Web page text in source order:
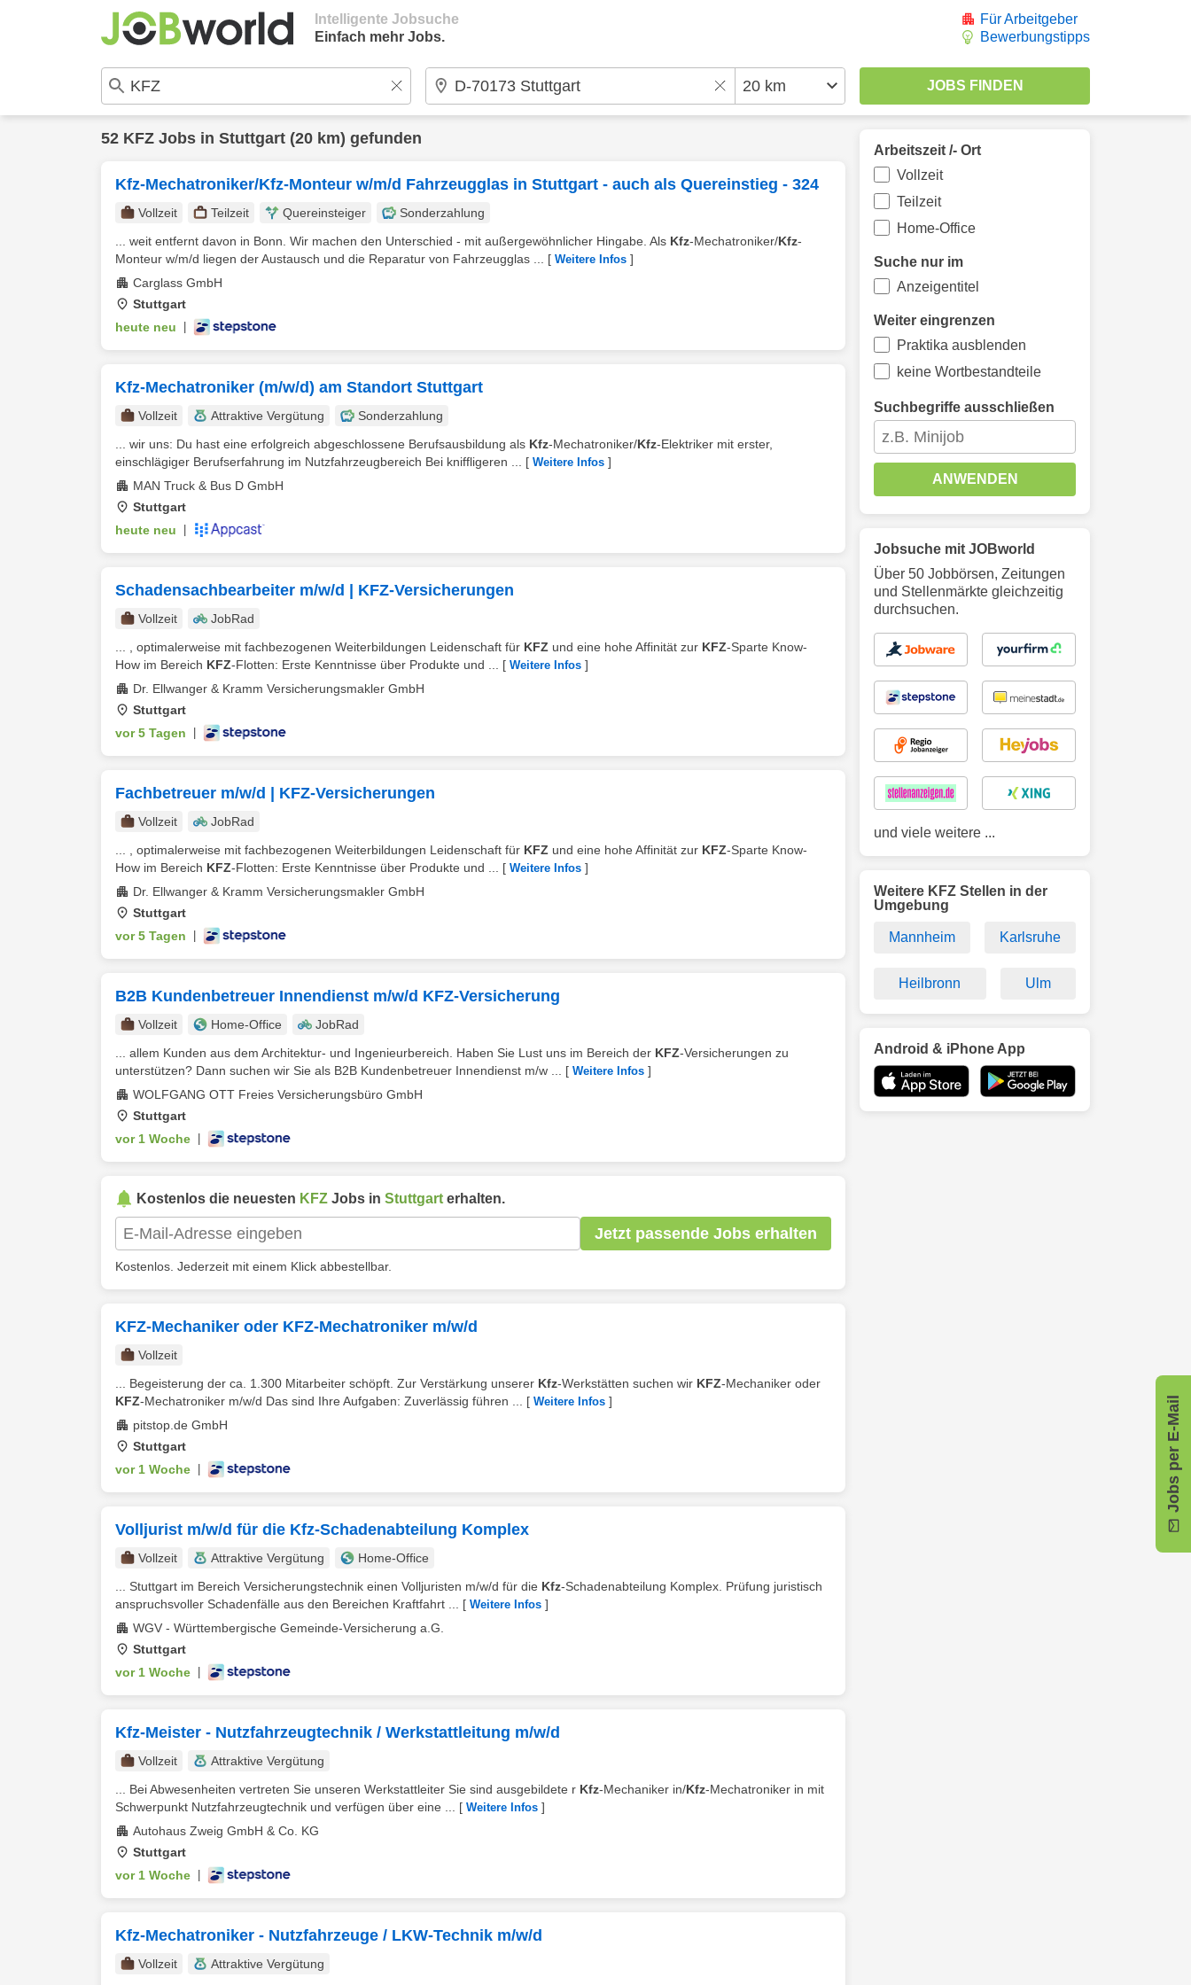
Intelligente Jobsuche
Einfach mehr Jobs.
Für Arbeitgeber
Bewerbungstipps
52 KFZ Jobs in Stuttgart (20 km) gefunden
Kfz-Mechatroniker/Kfz-Monteur w/m/d Fahrzeugglas in Stuttgart - auch als Quereinstieg - 324
Vollzeit Teilzeit Quereinsteiger
Sonderzahlung
... weit entfernt davon in Bonn. Wir machen den Unterschied - mit außergewöhnlicher Hingabe. Als Kfz-Mechatroniker/Kfz-
Monteur w/m/d liegen der Austausch und die Reparatur von Fahrzeugglas ...
[ Weitere Infos ]
Carglass GmbH
Stuttgart
heute neu
Kfz-Mechatroniker (m/w/d) am Standort Stuttgart
Vollzeit Attraktive Vergütung
Sonderzahlung
... wir uns: Du hast eine erfolgreich abgeschlossene Berufsausbildung als Kfz-Mechatroniker/Kfz-Elektriker mit erster,
einschlägiger Berufserfahrung im Nutzfahrzeugbereich Bei kniffligeren ...
[ Weitere Infos ]
MAN Truck & Bus D GmbH
Stuttgart
heute neu
Schadensachbearbeiter m/w/d | KFZ-Versicherungen
Vollzeit
JobRad
... , optimalerweise mit fachbezogenen Weiterbildungen Leidenschaft für KFZ und eine hohe Affinität zur KFZ-Sparte Know-
How im Bereich KFZ-Flotten: Erste Kenntnisse über Produkte und ... [ Weitere Infos ]
Dr. Ellwanger & Kramm Versicherungsmakler GmbH
Stuttgart
vor 5 Tagen
Fachbetreuer m/w/d | KFZ-Versicherungen
Vollzeit
JobRad
... , optimalerweise mit fachbezogenen Weiterbildungen Leidenschaft für KFZ und eine hohe Affinität zur KFZ-Sparte Know-
How im Bereich KFZ-Flotten: Erste Kenntnisse über Produkte und ... [ Weitere Infos ]
Dr. Ellwanger & Kramm Versicherungsmakler GmbH
Stuttgart
vor 5 Tagen
B2B Kundenbetreuer Innendienst m/w/d KFZ-Versicherung
Vollzeit Home-Office
JobRad
... allem Kunden aus dem Architektur- und Ingenieurbereich. Haben Sie Lust uns im Bereich der KFZ-Versicherungen zu
unterstützen? Dann suchen wir Sie als B2B Kundenbetreuer Innendienst m/w ...
[ Weitere Infos ]
WOLFGANG OTT Freies Versicherungsbüro GmbH
Stuttgart
vor 1 Woche
Kostenlos die neuesten KFZ Jobs in Stuttgart erhalten.
Jetzt passende Jobs erhalten
Kostenlos. Jederzeit mit einem Klick abbestellbar.
KFZ-Mechaniker oder KFZ-Mechatroniker m/w/d
Vollzeit
... Begeisterung der ca. 1.300 Mitarbeiter schöpft. Zur Verstärkung unserer Kfz-Werkstätten suchen wir KFZ-Mechaniker oder
KFZ-Mechatroniker m/w/d Das sind Ihre Aufgaben: Zuverlässig führen ... [ Weitere Infos ]
pitstop.de GmbH
Stuttgart
vor 1 Woche
Volljurist m/w/d für die Kfz-Schadenabteilung Komplex
Vollzeit Attraktive Vergütung
Home-Office
... Stuttgart im Bereich Versicherungstechnik einen Volljuristen m/w/d für die Kfz-Schadenabteilung Komplex. Prüfung juristisch
anspruchsvoller Schadenfälle aus den Bereichen Kraftfahrt ...
[ Weitere Infos ]
WGV - Württembergische Gemeinde-Versicherung a.G.
Stuttgart
vor 1 Woche
Kfz-Meister - Nutzfahrzeugtechnik / Werkstattleitung m/w/d
Vollzeit
Attraktive Vergütung
... Bei Abwesenheiten vertreten Sie unseren Werkstattleiter Sie sind ausgebildete r Kfz-Mechaniker in/Kfz-Mechatroniker in mit
Schwerpunkt Nutzfahrzeugtechnik und verfügen über eine ...
[ Weitere Infos ]
Autohaus Zweig GmbH & Co. KG
Stuttgart
vor 1 Woche
Kfz-Mechatroniker - Nutzfahrzeuge / LKW-Technik m/w/d
Vollzeit
Attraktive Vergütung
Jobs per E-Mail
Arbeitszeit /- Ort
Vollzeit
Teilzeit
Home-Office
Suche nur im
Anzeigentitel
Weiter eingrenzen
Praktika ausblenden
keine Wortbestandteile
Suchbegriffe ausschließen
ANWENDEN
Jobsuche mit JOBworld
Über 50 Jobbörsen, Zeitungen
und Stellenmärkte gleichzeitig
durchsuchen.
und viele weitere ...
Weitere KFZ Stellen in der
Umgebung
Mannheim Karlsruhe
Heilbronn Ulm
Android & iPhone App